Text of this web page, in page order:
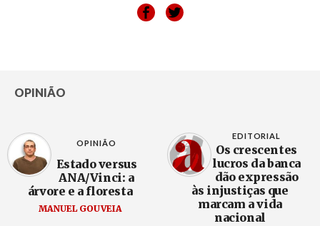
OPINIÃO
OPINIÃO
Estado versus
ANA/Vinci: a
árvore e a floresta
MANUEL GOUVEIA
EDITORIAL
Os crescentes
lucros da banca
dão expressão
às injustiças que
marcam a vida
nacional